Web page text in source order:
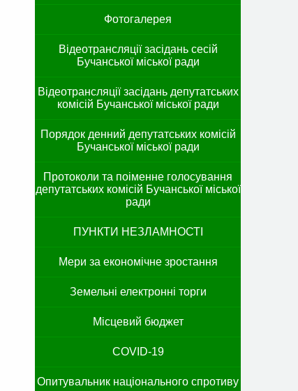
Фотогалерея
Відеотрансляції засідань сесій
Бучанської міської ради
Відеотрансляції засідань депутатських
комісій Бучанської міської ради
Порядок денний депутатських комісій
Бучанської міської ради
Протоколи та поіменне голосування
депутатських комісій Бучанської міської
ради
ПУНКТИ НЕЗЛАМНОСТІ
Мери за економічне зростання
Земельні електронні торги
Місцевий бюджет
COVID-19
Опитувальник національного спротиву